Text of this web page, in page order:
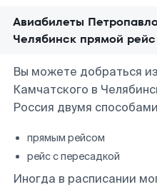
Авиабилеты
Челябинск прямой
Вы можете добраться
Камчатского в
Россия двумя
прямым рейсом
рейс с пересадкой
Иногда в расписании